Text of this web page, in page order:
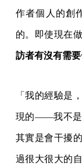
作者個人的創
的。即使現在
訪者有沒有需
「我的經驗是
現的——我不是
其實是會干擾
過很大很大的